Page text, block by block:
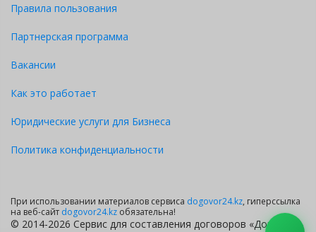
Правила пользования
Партнерская программа
Вакансии
Как это работает
Юридические услуги для Бизнеса
Политика конфиденциальности
При использовании материалов сервиса dogovor24.kz, гиперссылка
на веб-сайт dogovor24.kz обязательна!
© 2014-2026 Сервис для составления договоров «Договор